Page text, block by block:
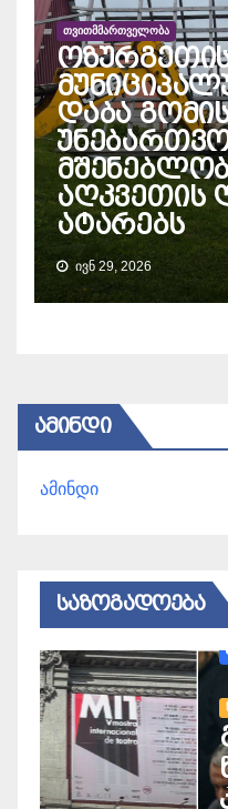
ᲗᲕᲘᲗᲛᲛᲐᲠᲗᲕᲔᲚᲝᲑᲐ
დაბა
აღკვეთის
ატარებს
ᲘᲕᲜ 29, 2026
ᲐᲛᲘᲜᲓᲘ
ამინდი
ᲡᲐᲖᲝᲒᲐᲓᲝᲔᲑᲐ